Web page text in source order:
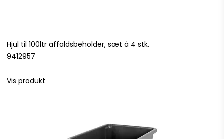
Hjul til 100ltr affaldsbeholder, sæt á 4 stk.
9412957
Vis produkt